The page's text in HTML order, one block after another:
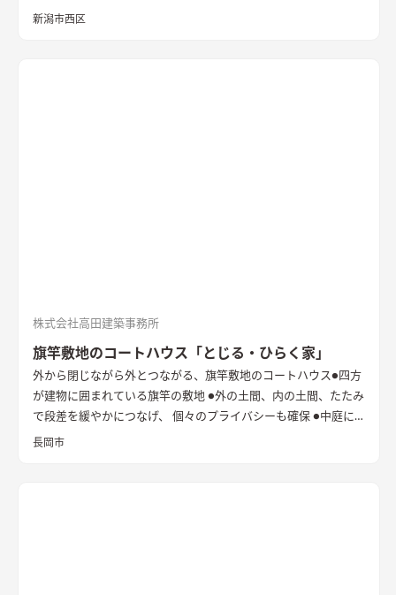
出窓ベンチ ●型の塗り壁に誘われる玄関 内と外が連続的につな
新潟市西区
株式会社高田建築事務所
旗竿敷地のコートハウス「とじる・ひらく家」
外から閉じながら外とつながる、旗竿敷地のコートハウス●四方
が建物に囲まれている旗竿の敷地 ●外の土間、内の土間、たたみ
で段差を緩やかにつなげ、 個々のプライバシーも確保 ●中庭に
立てた純白の壁は、光と風を拡散し内へと届ける
長岡市